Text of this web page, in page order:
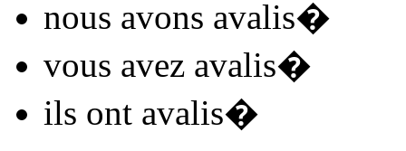
nous avons avalis�
vous avez avalis�
ils ont avalis�